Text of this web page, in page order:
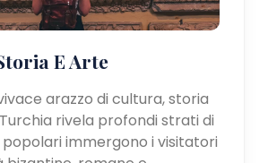
E Arte
arazzo di cultura, storia
rivela profondi strati di
immergono i visitatori